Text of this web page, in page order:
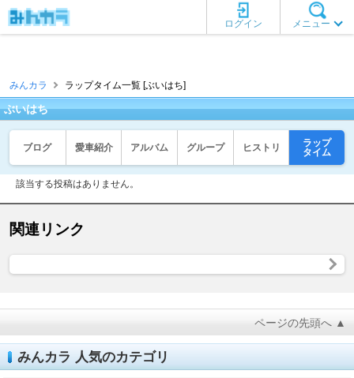
メニュー
ログイン
みんカラ ラップタイム一覧 [ぶいはち]
ぶいはち
ブログ 愛車紹介 アルバム グループ ヒストリ
ラップ
タイム
該当する投稿はありません。
関連リンク
ページの先頭へ ▲
みんカラ 人気のカテゴリ